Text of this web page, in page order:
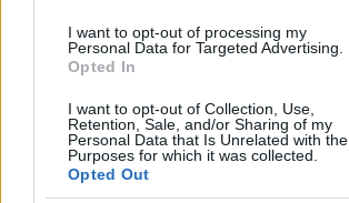
I want to opt-out of processing my
Personal Data for Targeted Advertising.
Opted In
I want to opt-out of Collection, Use,
Retention, Sale, and/or Sharing of my
Personal Data that Is Unrelated with the
Purposes for which it was collected.
Opted Out